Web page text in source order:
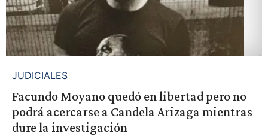
JUDICIALES
Facundo Moyano quedó en libertad pero no
podrá acercarse a Candela Arizaga mientras
dure la investigación